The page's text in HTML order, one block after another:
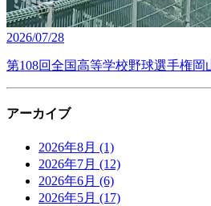
2026/07/28
第108回全国高等学校野球選手権
アーカイブ
2026年8月 (1)
2026年7月 (12)
2026年6月 (6)
2026年5月 (17)